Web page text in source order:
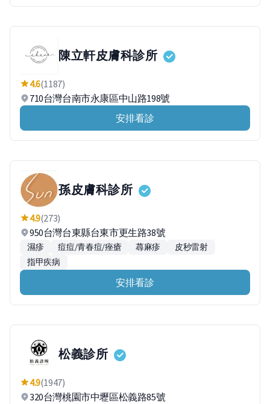
陳立軒皮膚科診所
4.6(1187)
710台灣台南市永康區中山路198號
安排看診
孫皮膚科診所
4.9(273)
950台灣台東縣台東市更生路38號
濕疹 痘痘/青春痘/痤瘡 蕁麻疹
皮秒雷射
指甲疾病
安排看診
松義診所
4.9(1947)
320台灣桃園市中壢區松義路85號